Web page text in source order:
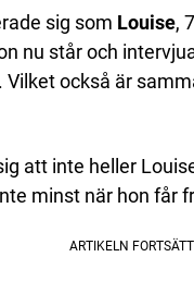
sig som Louise,
nu står och
. Vilket också är
att inte heller
minst när hon får